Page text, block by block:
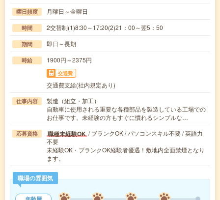
曜日頻度 月曜日～金曜日
時間 2交替制(1)8:30～17:20(2)21：00～翌5：50
期間 即日～長期
時給 1900円～2375円
交通費
交通費支給(社内規定あり)
仕事内容
製造（組立・加工）
自動車に使用される重要な各種部品を製造している工場での
お仕事です。未経験の方もすぐに慣れるシンプルな…
応募資格 職種未経験OK / ブランクOK / パソコンスキル不要 / 英語力
不要
未経験OK・ブランクOK経験者優遇！敷地内全面禁煙となり
ます。
職場の雰囲気